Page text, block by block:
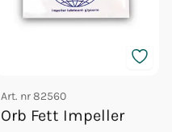
Art. nr82560
Orb Fett Impeller